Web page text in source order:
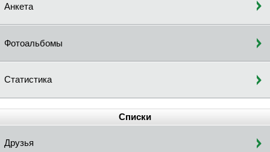
Анкета
Фотоальбомы
Статистика
Списки
Друзья